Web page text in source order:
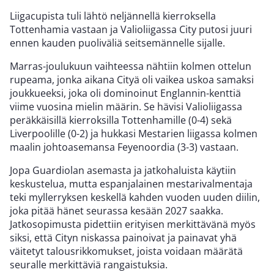
Liigacupista tuli lähtö neljännellä kierroksella
Tottenhamia vastaan ja Valioliigassa City putosi juuri
ennen kauden puoliväliä seitsemännelle sijalle.
Marras-joulukuun vaihteessa nähtiin kolmen ottelun
rupeama, jonka aikana Cityä oli vaikea uskoa samaksi
joukkueeksi, joka oli dominoinut Englannin-kenttiä
viime vuosina mielin määrin. Se hävisi Valioliigassa
peräkkäisillä kierroksilla Tottenhamille (0-4) sekä
Liverpoolille (0-2) ja hukkasi Mestarien liigassa kolmen
maalin johtoasemansa Feyenoordia (3-3) vastaan.
Jopa Guardiolan asemasta ja jatkohaluista käytiin
keskustelua, mutta espanjalainen mestarivalmentaja
teki myllerryksen keskellä kahden vuoden uuden diilin,
joka pitää hänet seurassa kesään 2027 saakka.
Jatkosopimusta pidettiin erityisen merkittävänä myös
siksi, että Cityn niskassa painoivat ja painavat yhä
väitetyt talousrikkomukset, joista voidaan määrätä
seuralle merkittäviä rangaistuksia.